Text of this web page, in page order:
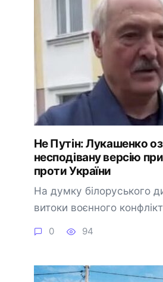
Не Путін: Лукашенко
несподівану версію
проти України
На думку білоруського
витоки воєнного
0 94